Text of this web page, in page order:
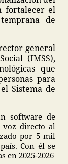
fortalecer el
de
general
(IMSS),
que
para
Sistema de
software de
directo al
por 5 mil
Con él se
en 2025-2026